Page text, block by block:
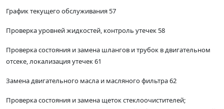
График текущего обслуживания 57
Проверка уровней жидкостей, контроль утечек 58
Проверка состояния и замена шлангов и трубок в двигательном
отсеке, локализация утечек 61
Замена двигательного масла и масляного фильтра 62
Проверка состояния и замена щеток стеклоочистителей;